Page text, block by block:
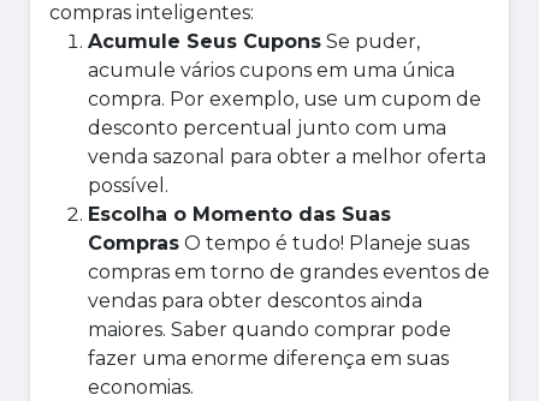
compras inteligentes:
Acumule Seus Cupons Se puder,
acumule vários cupons em uma única
compra. Por exemplo, use um cupom de
desconto percentual junto com uma
venda sazonal para obter a melhor oferta
possível.
Escolha o Momento das Suas
Compras O tempo é tudo! Planeje suas
compras em torno de grandes eventos de
vendas para obter descontos ainda
maiores. Saber quando comprar pode
fazer uma enorme diferença em suas
economias.